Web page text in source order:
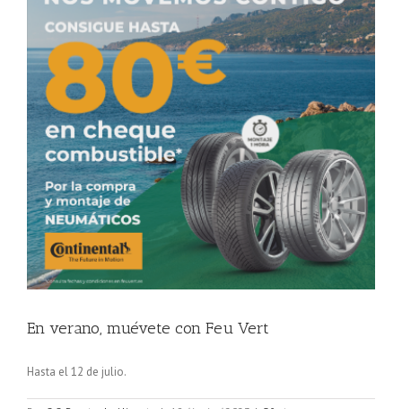
En verano, muévete con Feu Vert
Hasta el 12 de julio.